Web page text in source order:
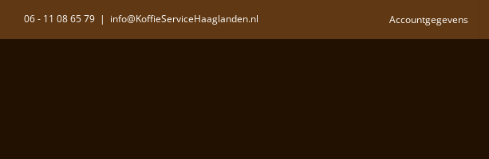
06 - 11 08 65 79 | info@KoffieServiceHaaglanden.nl Accountgegevens